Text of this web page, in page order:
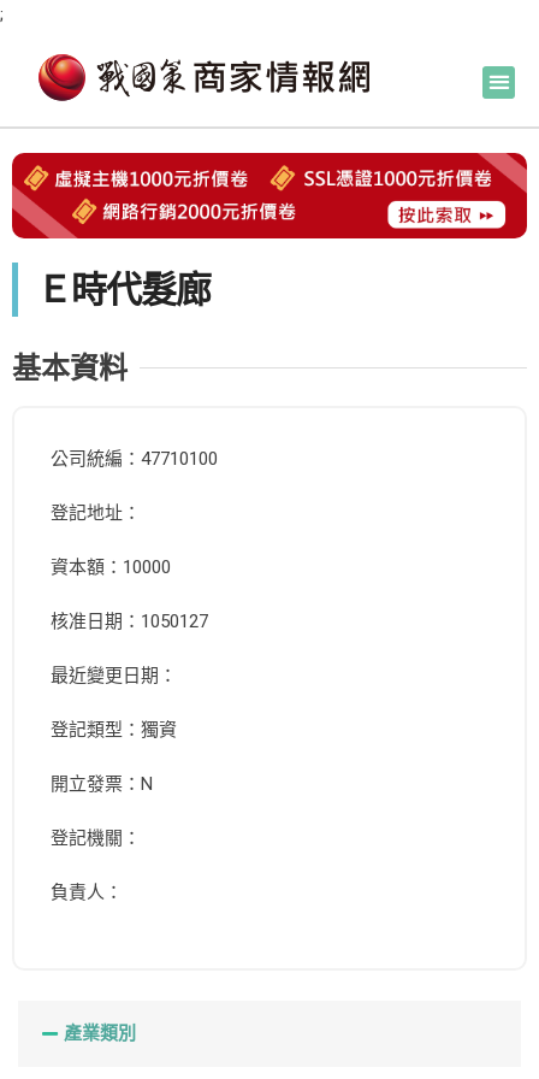
;
Ｅ時代髮廊
基本資料
公司統編：47710100
登記地址：
資本額：10000
核准日期：1050127
最近變更日期：
登記類型：獨資
開立發票：N
登記機關：
負責人：
產業類別